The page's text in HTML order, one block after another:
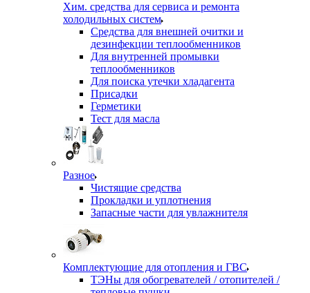
Хим. средства для сервиса и ремонта
холодильных систем
Средства для внешней очитки и
дезинфекции теплообменников
Для внутренней промывки
теплообменников
Для поиска утечки хладагента
Присадки
Герметики
Тест для масла
Разное
Чистящие средства
Прокладки и уплотнения
Запасные части для увлажнителя
Комплектующие для отопления и ГВС
ТЭНы для обогревателей / отопителей /